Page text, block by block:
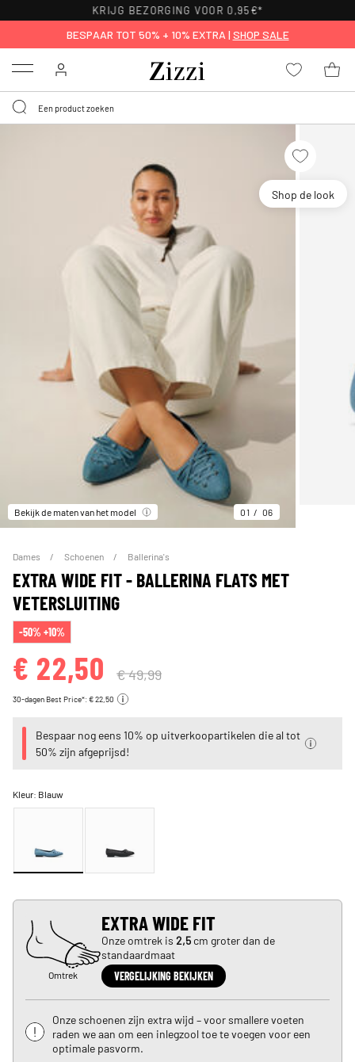
KRIJG BEZORGING VOOR 0,95€*
BESPAAR TOT 50% + 10% EXTRA | SHOP SALE
Menu
Shop de look
Bekijk de maten van het model 01 06
Dames Schoenen Ballerina's
EXTRA WIDE FIT - BALLERINA FLATS MET
VETERSLUITING
-50% +10%
€ 22,50 € 49,99
30-dagen Best Price*: € 22,50
Bespaar nog eens 10% op uitverkoopartikelen die al tot
50% zijn afgeprijsd!
Kleur: Blauw
Omtrek
EXTRA WIDE FIT
Onze omtrek is 2,5cm groter dan de
standaardmaat
VERGELIJKING BEKIJKEN
Onze schoenen zijn extra wijd – voor smallere voeten
raden we aan om een inlegzool toe te voegen voor een
optimale pasvorm.